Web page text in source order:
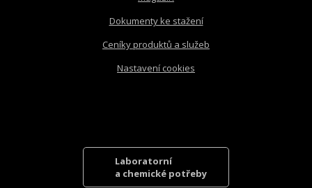
Dokumenty ke stažení
Ceníky produktů a služeb
Nastavení cookies
Laboratorní
a chemické potřeby